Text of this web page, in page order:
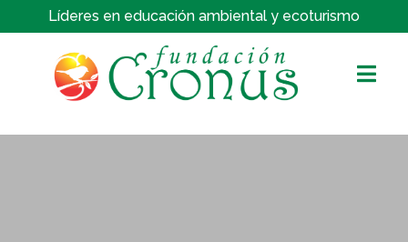
Líderes en educación ambiental y ecoturismo